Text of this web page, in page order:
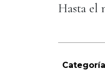
Hasta el